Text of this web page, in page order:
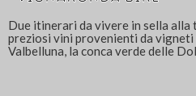
Due itinerari da vivere in sella
preziosi vini provenienti da
Valbelluna, la conca verde delle